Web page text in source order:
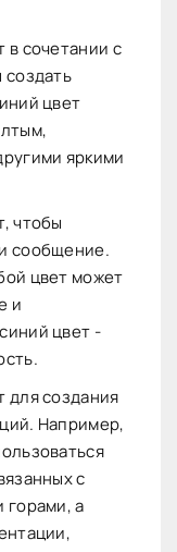
в сочетании с
цвет
яркими
чтобы
сообщение.
цвет может
и
цвет -
для создания
Например,
с
горами, а